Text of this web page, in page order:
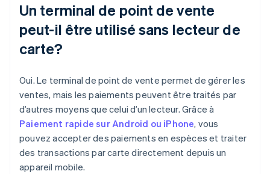
Un terminal de point de vente
peut-il être utilisé sans lecteur de
carte?
Oui. Le terminal de point de vente permet de gérer les
ventes, mais les paiements peuvent être traités par
d’autres moyens que celui d’un lecteur. Grâce à
Paiement rapide sur Android ou iPhone, vous
pouvez accepter des paiements en espèces et traiter
des transactions par carte directement depuis un
appareil mobile.